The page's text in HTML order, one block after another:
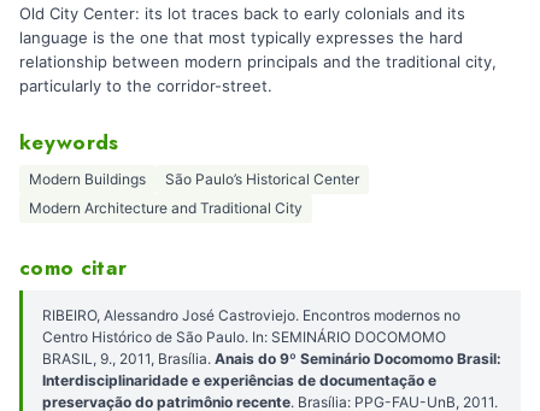
Old City Center: its lot traces back to early colonials and its
language is the one that most typically expresses the hard
relationship between modern principals and the traditional city,
particularly to the corridor-street.
keywords
Modern Buildings
São Paulo’s Historical Center
Modern Architecture and Traditional City
como citar
RIBEIRO, Alessandro José Castroviejo. Encontros modernos no
Centro Histórico de São Paulo. In: SEMINÁRIO DOCOMOMO
BRASIL, 9., 2011, Brasília. Anais do 9º Seminário Docomomo Brasil:
Interdisciplinaridade e experiências de documentação e
preservação do patrimônio recente. Brasília: PPG-FAU-UnB, 2011.